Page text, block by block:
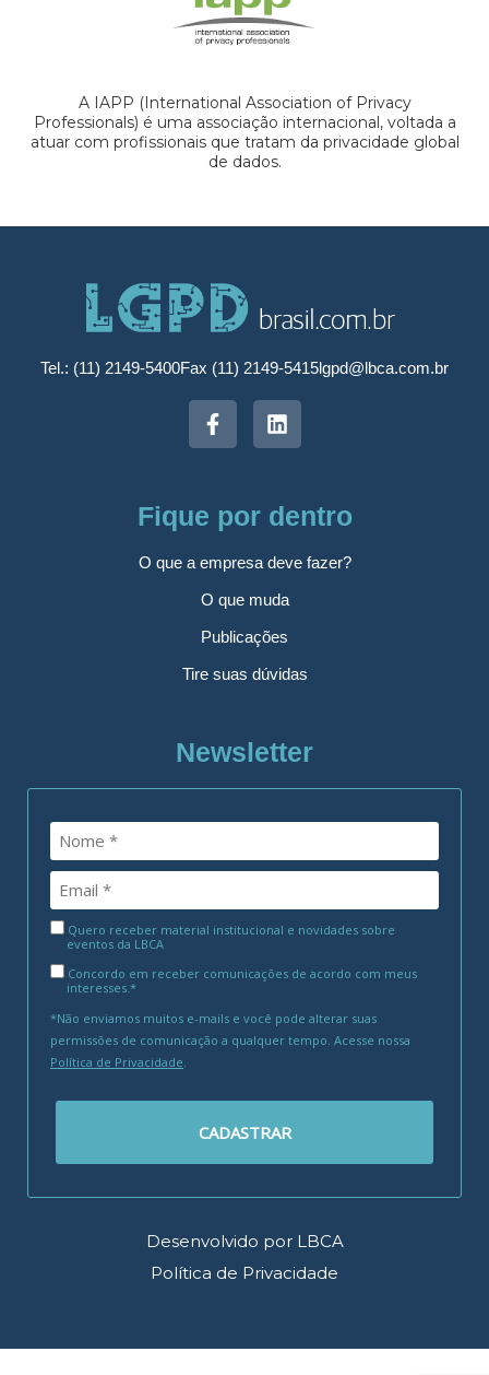
A IAPP (International Association of Privacy
Professionals) é uma associação internacional, voltada a
atuar com profissionais que tratam da privacidade global
de dados.
Tel.: (11) 2149-5400Fax (11) 2149-5415lgpd@lbca.com.br
Fique por dentro
O que a empresa deve fazer?
O que muda
Publicações
Tire suas dúvidas
Newsletter
Quero receber material institucional e novidades sobre
eventos da LBCA
Concordo em receber comunicações de acordo com meus
interesses.*
*Não enviamos muitos e-mails e você pode alterar suas
permissões de comunicação a qualquer tempo. Acesse nossa
Política de Privacidade.
CADASTRAR
Desenvolvido por LBCA
Política de Privacidade